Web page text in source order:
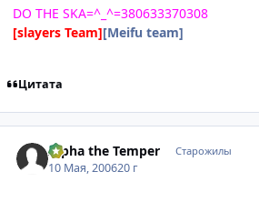
DO THE SKA=^_^=380633370308
[slayers Team][Meifu team]
Цитата
Alpha the Temper Старожилы
10 Мая, 200620 г